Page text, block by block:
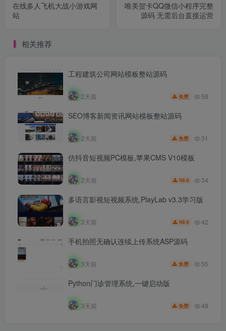
在线多人飞机大战小游戏网
站
唯美贺卡QQ微信小程序完整
源码 无需后台直接运营
相关推荐
工程建筑公司网站模板整站源码
2天前 免费 58
SEO博客新闻资讯网站模板整站源码
2天前 免费 31
仿抖音短视频PC模板,苹果CMS V10模板
2天前 R9.9 34
多语言影视短视频系统,PlayLab v3.3学习版
3天前 R9.9 42
手机拍照无确认连续上传系统ASP源码
3天前 免费 55
Python门诊管理系统,一键启动版
3天前 免费 48